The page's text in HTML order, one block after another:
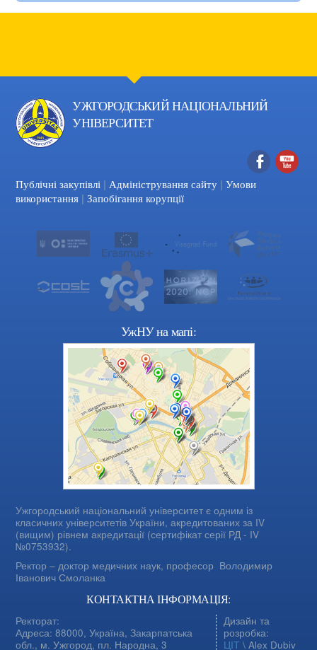
УЖГОРОДСЬКИЙ НАЦІОНАЛЬНИЙ
УНІВЕРСИТЕТ
Facebook
Публічні закупівлі | Адміністрування сайту | Умови
використання | Запобігання корупції
УжНУ на мапі:
Ужгородський національний університет є одним із
класичних університетів України, акредитованих за IV
(вищим) рівнем акредитації (сертифікат серії РД - IV
№0753932).
Ректор – доктор медичних наук, професор Володимир
Іванович Смоланка
КОНТАКТНА ІНФОРМАЦІЯ:
Ректорат:
Адреса: 88000, Україна, Закарпатська
обл., м. Ужгород, пл. Народна, 3
Дизайн та
розробка:
ЦІТ \ Alex Dubiv